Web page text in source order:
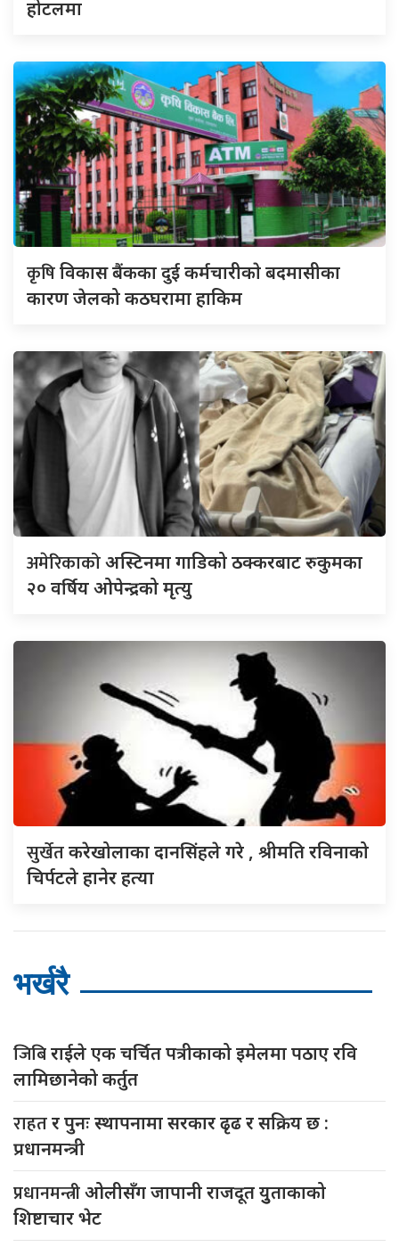
होटलमा
कृषिविकास बैंकका दुई कर्मचारीकाे बदमासीका
कारण जेलको कठघरामा हाकिम
अमेरिकाकोअस्टिनमा गाडिको ठक्करबाट रुकुमका
२० वर्षिय ओपेन्द्रको मृत्यु
सुर्खेतकरेखोलाका दानसिंहले गरे , श्रीमति रविनाको
चिर्पटले हानेर हत्या
भर्खरै
जिबिराईले एक चर्चित पत्रीकाको इमेलमा पठाए रवि
लामिछानेको कर्तुत
राहतर पुनः स्थापनामा सरकार ढृढ र सक्रिय छ :
प्रधानमन्त्री
प्रधानमन्त्रीओलीसँग जापानी राजदूत युुताकाको
शिष्टाचार भेट